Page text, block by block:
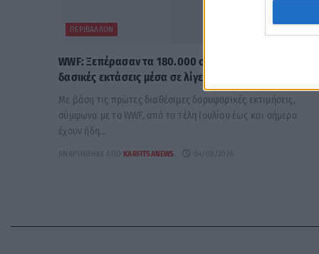
ΠΕΡΙΒΆΛΛΟΝ
WWF: Ξεπέρασαν τα 180.000 στρέμματα οι καμένες
δασικές εκτάσεις μέσα σε λίγες ημέρες
Με βάση τις πρώτες διαθέσιμες δορυφορικές εκτιμήσεις,
σύμφωνα με το WWF, από τα τέλη Ιουλίου έως και σήμερα
έχουν ήδη...
ΑΝΑΡΤΉΘΗΚΕ ΑΠΌ KARFITSANEWS 04/08/2026